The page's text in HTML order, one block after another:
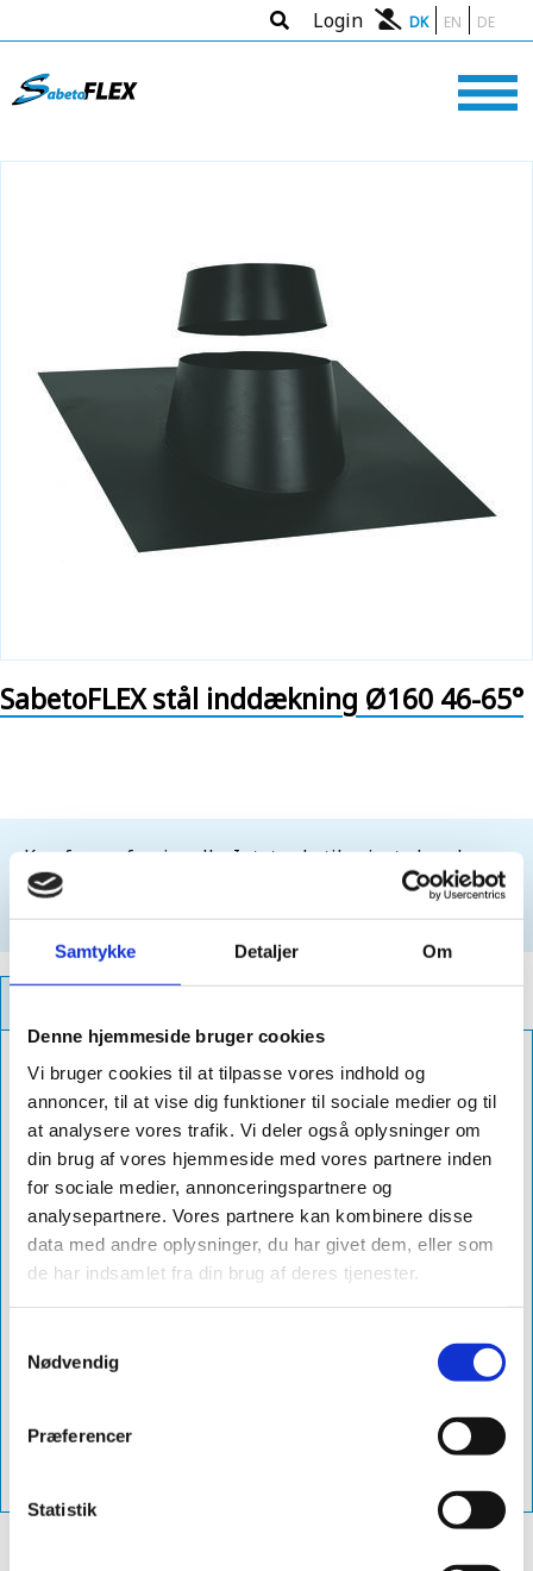
Samtykke Detaljer Om
Denne hjemmeside bruger cookies
Vi bruger cookies til at tilpasse vores indhold og
annoncer, til at vise dig funktioner til sociale medier og til
at analysere vores trafik. Vi deler også oplysninger om
din brug af vores hjemmeside med vores partnere inden
for sociale medier, annonceringspartnere og
analysepartnere. Vores partnere kan kombinere disse
data med andre oplysninger, du har givet dem, eller som
de har indsamlet fra din brug af deres tjenester.
Nødvendig
Præferencer
Statistik
SabetoFLEX stål inddækning Ø160 46-65°
Kun for professionelle. Intet salg til private kunder.
For at købe dette produkt, skal du være
logget ind
Opret login
Farve
sort
Grader
46-65°
Diameter
ø160
Db Nummer
2066795
Levering
5-10 dage
Produktnavn
sabetoflex stål inddækning ø160 46-
65° sort
Varenummer
Login DK EN DE